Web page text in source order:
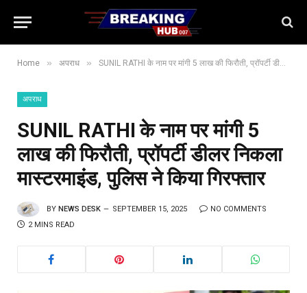
Home » अपराध » SUNIL RATHI के नाम पर मांगी 5 लाख की फिरौती, प्रॉपर्टी डीलर निकला मास्टरमाइंड, पुलिस ने किया गिरफ्तार
अपराध
SUNIL RATHI के नाम पर मांगी 5
लाख की फिरौती, प्रॉपर्टी डीलर निकला
मास्टरमाइंड, पुलिस ने किया गिरफ्तार
BY NEWS DESK SEPTEMBER 15, 2025
NO COMMENTS
2 MINS READ